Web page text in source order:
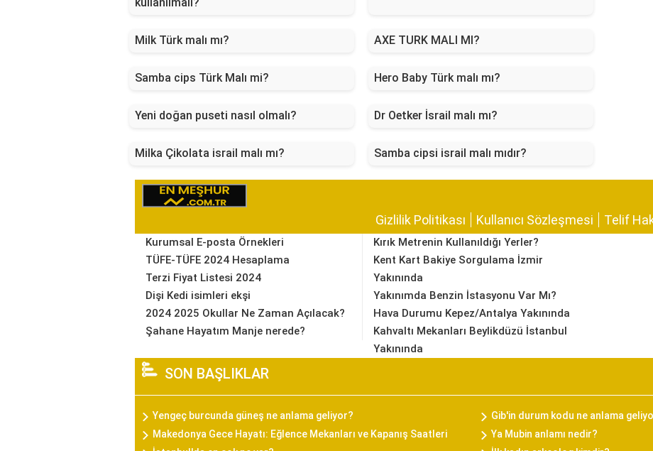
Milk Türk malı mı? AXE TURK MALI MI?
Samba cips Türk Malı mi? Hero Baby Türk malı mı?
Yeni doğan puseti nasıl olmalı? Dr Oetker İsrail malı mı?
Milka Çikolata israil malı mı? Samba cipsi israil malı mıdır?
Gizlilik Politikası Kullanıcı Sözleşmesi Telif
Kurumsal E-posta Örnekleri
TÜFE-TÜFE 2024 Hesaplama
Terzi Fiyat Listesi 2024
Dişi Kedi isimleri ekşi
2024 2025 Okullar Ne Zaman Açılacak?
Şahane Hayatım Manje nerede?
Kırık Metrenin Kullanıldığı Yerler?
Kent Kart Bakiye Sorgulama İzmir
Yakınında
Yakınımda Benzin İstasyonu Var Mı?
Hava Durumu Kepez/Antalya Yakınında
Kahvaltı Mekanları Beylikdüzü İstanbul
Yakınında
SON BAŞLIKLAR
Yengeç burcunda güneş ne anlama geliyor?
Gib'in durum kodu ne anlama
Makedonya Gece Hayatı: Eğlence Mekanları ve Kapanış Saatleri
Ya Mubin anlamı nedir?